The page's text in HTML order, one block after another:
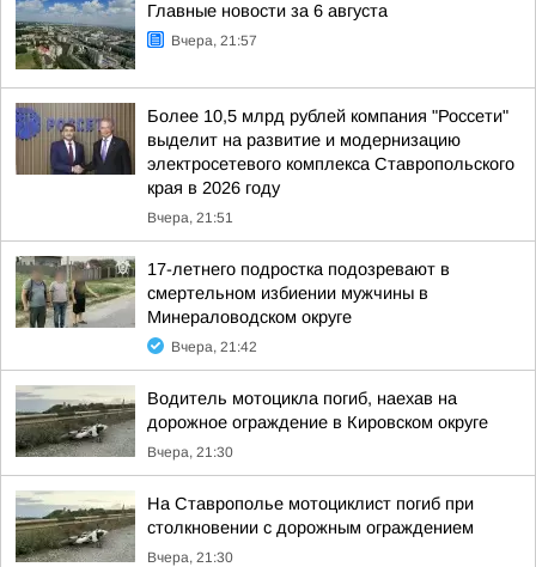
Главные новости за 6 августа
Вчера, 21:57
Более 10,5 млрд рублей компания "Россети"
выделит на развитие и модернизацию
электросетевого комплекса Ставропольского
края в 2026 году
Вчера, 21:51
17-летнего подростка подозревают в
смертельном избиении мужчины в
Минераловодском округе
Вчера, 21:42
Водитель мотоцикла погиб, наехав на
дорожное ограждение в Кировском округе
Вчера, 21:30
На Ставрополье мотоциклист погиб при
столкновении с дорожным ограждением
Вчера, 21:30